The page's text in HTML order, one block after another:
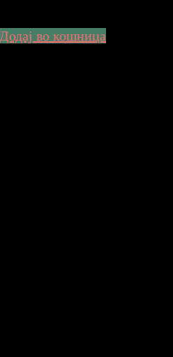
Додај во кошница